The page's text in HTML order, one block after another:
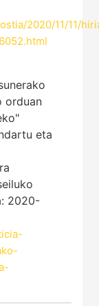
2020/11/11/
orduan
eta
2020-